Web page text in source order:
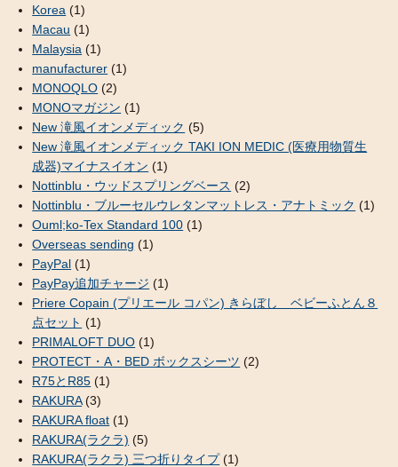
Korea (1)
Macau (1)
Malaysia (1)
manufacturer (1)
MONOQLO (2)
MONOマガジン (1)
New 滝風イオンメディック (5)
New 滝風イオンメディック TAKI ION MEDIC (医療用物質生
成器)マイナスイオン (1)
Nottinblu・ウッドスプリングベース (2)
Nottinblu・ブルーセルウレタンマットレス・アナトミック (1)
Ouml;ko-Tex Standard 100 (1)
Overseas sending (1)
PayPal (1)
PayPay追加チャージ (1)
Priere Copain (プリエール コパン) きらぼし ベビーふとん８
点セット (1)
PRIMALOFT DUO (1)
PROTECT・A・BED ボックスシーツ (2)
R75とR85 (1)
RAKURA(3)
RAKURA float (1)
RAKURA(ラクラ) (5)
RAKURA(ラクラ) 三つ折りタイプ(1)